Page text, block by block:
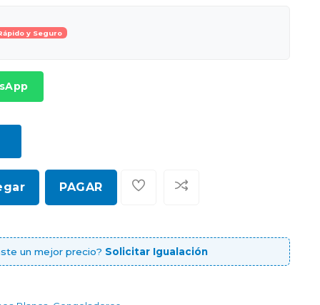
y Seguro
PAGAR
un mejor precio? Solicitar Igualación